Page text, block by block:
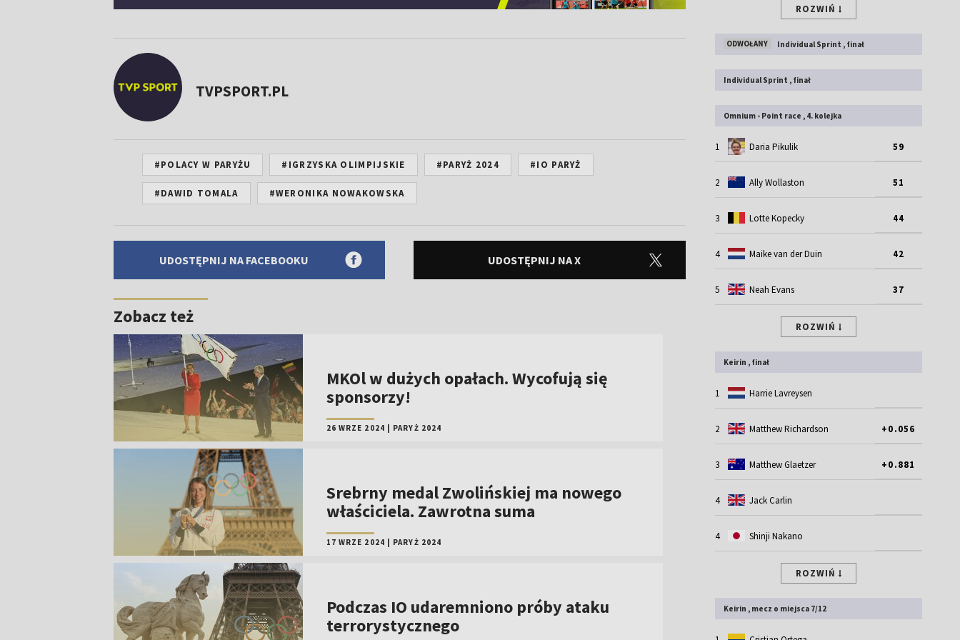
TVPSPORT.PL
#POLACY W PARYŻU #IGRZYSKA OLIMPIJSKIE #PARYŻ 2024 #IO PARYŻ
#DAWID TOMALA #WERONIKA NOWAKOWSKA
UDOSTĘPNIJ NA FACEBOOKU UDOSTĘPNIJ NA X
Zobacz też
MKOl w dużych opałach. Wycofują się
sponsorzy!
26 WRZE 2024 PARYŻ 2024
Srebrny medal Zwolińskiej ma nowego
właściciela. Zawrotna suma
17 WRZE 2024 PARYŻ 2024
Podczas IO udaremniono próby ataku
terrorystycznego
ROZWIŃ
ODWOŁANY Individual Sprint , finał
Individual Sprint , finał
Omnium - Point race , 4. kolejka
1 Daria Pikulik 59
2 Ally Wollaston 51
3 Lotte Kopecky 44
4 Maike van der Duin 42
5 Neah Evans 37
ROZWIŃ
Keirin , finał
1 Harrie Lavreysen
2 Matthew Richardson +0.056
3 Matthew Glaetzer +0.881
4 Jack Carlin
4 Shinji Nakano
ROZWIŃ
Keirin , mecz o miejsca 7/12